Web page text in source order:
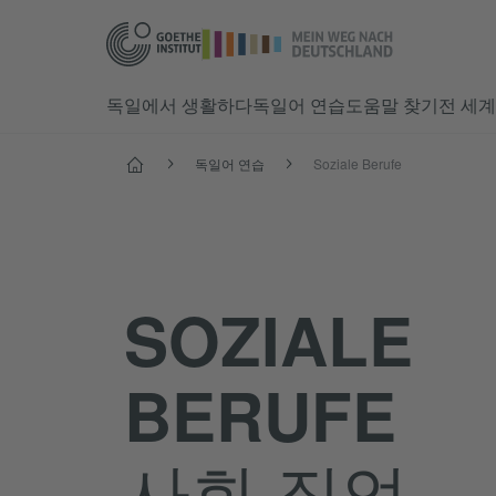
독일에서 생활하다독일어 연습도움말 찾기전 세
시작 독일어 연습 Soziale Berufe
SOZIALE
BERUFE